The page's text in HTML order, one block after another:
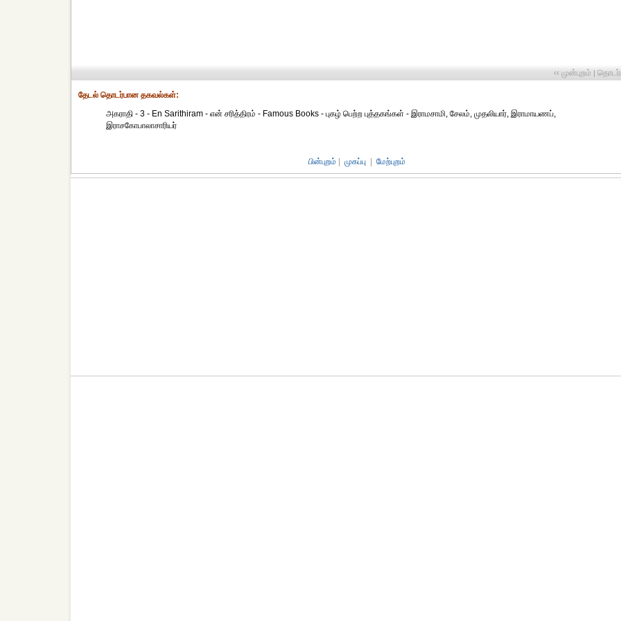
‹‹ முன்புறம் |
தேட‌ல் தொட‌ர்பான தகவ‌ல்க‌ள்:
அகராதி - 3 - En Sarithiram - என் சரித்திரம் - Famous Books - புகழ் பெற்ற புத்தகங்கள் - இராமசாமி, சேலம், முதலியார், இராமாயணப்,
இராசகோபாலாசாரியர்
பின்புறம் முகப்பு மேற்புறம்